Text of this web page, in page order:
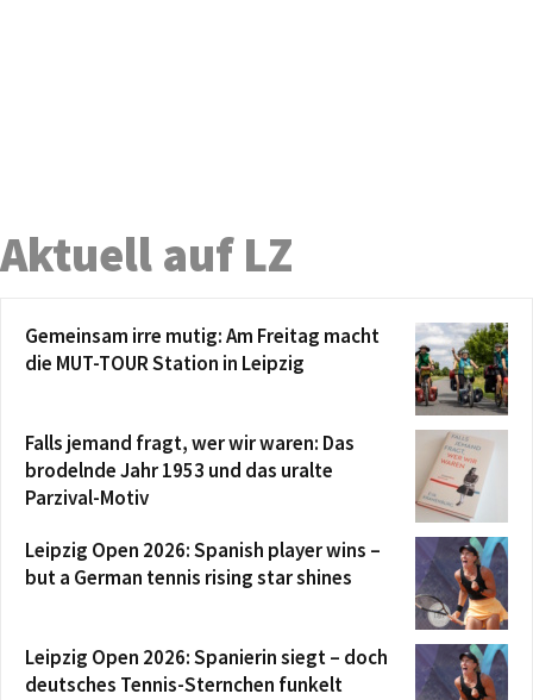
Aktuell auf LZ
Gemeinsam irre mutig: Am Freitag macht
die MUT-TOUR Station in Leipzig
Falls jemand fragt, wer wir waren: Das
brodelnde Jahr 1953 und das uralte
Parzival-Motiv
Leipzig Open 2026: Spanish player wins –
but a German tennis rising star shines
Leipzig Open 2026: Spanierin siegt – doch
deutsches Tennis-Sternchen funkelt